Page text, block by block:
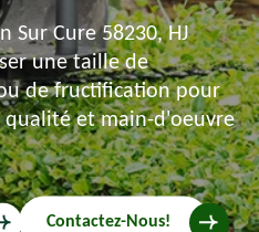
Sur Cure 58230, HJ
une taille de
de fructification pour
qualité et main-d'oeuvre
Contactez-Nous!